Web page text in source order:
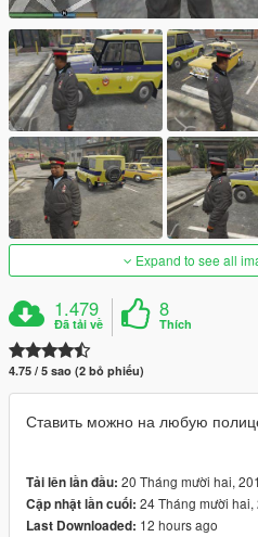
Expand to see all
1.479
Đã tải về
8
Thích
4.75 / 5 sao (2 bỏ phiếu)
Ставить можно на любую
Tải lên lần đầu: 20 Tháng mười hai,
Cập nhật lần cuối: 24 Tháng mười hai,
Last Downloaded: 12 hours ago